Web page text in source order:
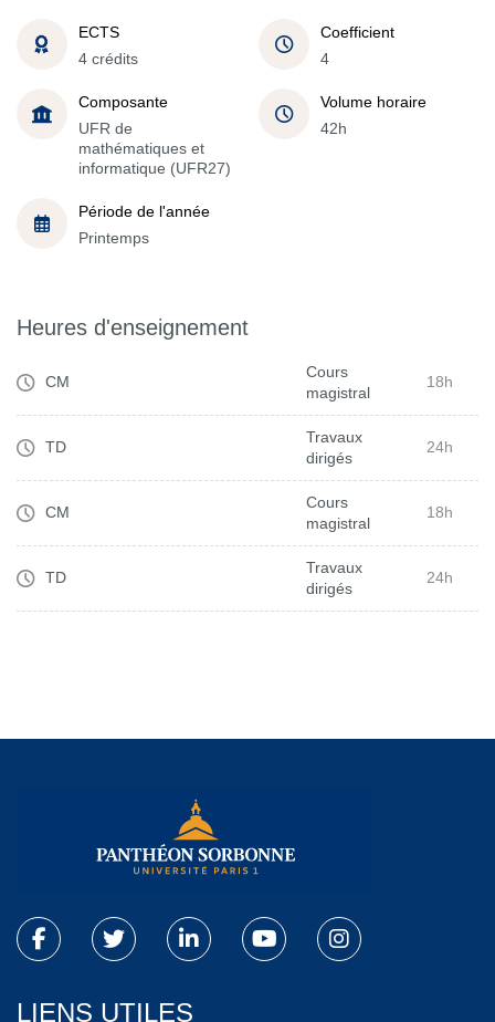
ECTS
4 crédits
Coefficient
4
Composante
UFR de
mathématiques et
informatique (UFR27)
Volume horaire
42h
Période de l'année
Printemps
Heures d'enseignement
CM
Cours
magistral
18h
TD
Travaux
dirigés
24h
CM
Cours
magistral
18h
TD
Travaux
dirigés
24h
LIENS UTILES